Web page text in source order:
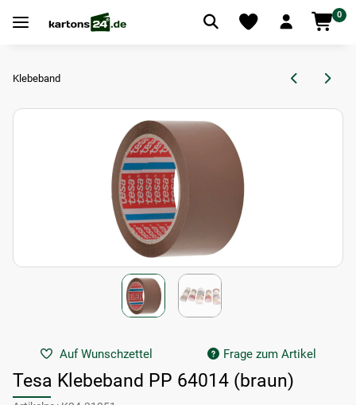
0
Klebeband
Auf Wunschzettel Frage zum Artikel
Tesa Klebeband PP 64014 (braun)